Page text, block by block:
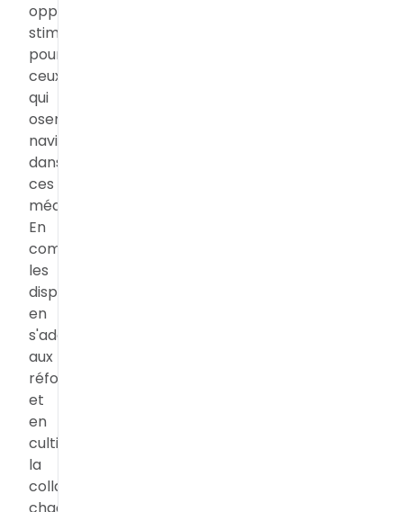
opportunités
stimulantes
pour
ceux
qui
osent
naviguer
dans
ces
méandres.
En
comprenant
les
dispositifs,
en
s'adaptant
aux
réformes
et
en
cultivant
la
collaboration,